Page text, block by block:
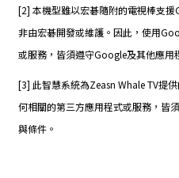
[2] 本機型雖以宏碁隨附的電視棒支
非由宏碁開發或維護。因此，使用
或服務，皆須遵守Google及其他應用
[3] 此智慧系統為Zeasn Whale TV提
何相關的第三方應用程式或服務，皆
與條件。